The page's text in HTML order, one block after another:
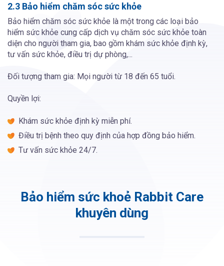
2.3 Bảo hiểm chăm sóc sức khỏe
Bảo hiểm chăm sóc sức khỏe là một trong các loại bảo
hiểm sức khỏe cung cấp dịch vụ chăm sóc sức khỏe toàn
diện cho người tham gia, bao gồm khám sức khỏe định kỳ,
tư vấn sức khỏe, điều trị dự phòng,...
Đối tượng tham gia: Mọi người từ 18 đến 65 tuổi.
Quyền lợi:
Khám sức khỏe định kỳ miễn phí.
Điều trị bệnh theo quy định của hợp đồng bảo hiểm.
Tư vấn sức khỏe 24/7.
Bảo hiểm sức khoẻ Rabbit Care
khuyên dùng